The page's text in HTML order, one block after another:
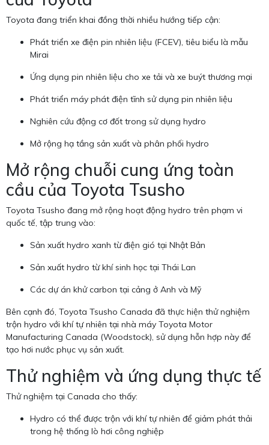
Toyota đang triển khai đồng thời nhiều hướng tiếp cận:
Phát triển xe điện pin nhiên liệu (FCEV), tiêu biểu là mẫu
Mirai
Ứng dụng pin nhiên liệu cho xe tải và xe buýt thương mại
Phát triển máy phát điện tĩnh sử dụng pin nhiên liệu
Nghiên cứu động cơ đốt trong sử dụng hydro
Mở rộng hạ tầng sản xuất và phân phối hydro
Mở rộng chuỗi cung ứng toàn
cầu của Toyota Tsusho
Toyota Tsusho đang mở rộng hoạt động hydro trên phạm vi
quốc tế, tập trung vào:
Sản xuất hydro xanh từ điện gió tại Nhật Bản
Sản xuất hydro từ khí sinh học tại Thái Lan
Các dự án khử carbon tại cảng ở Anh và Mỹ
Bên cạnh đó, Toyota Tsusho Canada đã thực hiện thử nghiệm
trộn hydro với khí tự nhiên tại nhà máy Toyota Motor
Manufacturing Canada (Woodstock), sử dụng hỗn hợp này để
tạo hơi nước phục vụ sản xuất.
Thử nghiệm và ứng dụng thực tế
Thử nghiệm tại Canada cho thấy:
Hydro có thể được trộn với khí tự nhiên để giảm phát thải
trong hệ thống lò hơi công nghiệp